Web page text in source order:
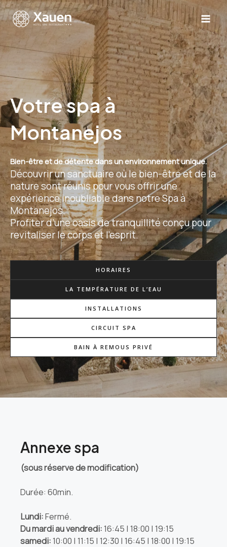
Aller
au
contenu
Votre spa à
Montanejos
Bien-être et de détente dans un environnement unique.
Découvrir un sanctuaire où le bien-être et de la
nature sont réunis pour vous offrir une
expérience inoubliable dans notre Spa à
Montanejos.
Profiter d’une oasis de tranquillité conçu pour
revitaliser le corps et l’esprit.
HORAIRES
LA TEMPÉRATURE DE L’EAU
INSTALLATIONS
CIRCUIT SPA
BAIN À REMOUS PRIVÉ
Annexe spa
(sous réserve de modification)
Durée: 60min.
Lundi:Fermé.
Du mardi au vendredi:16:45 | 18:00 | 19:15
samedi:10:00 | 11:15 | 12:30 | 16:45 | 18:00 | 19:15